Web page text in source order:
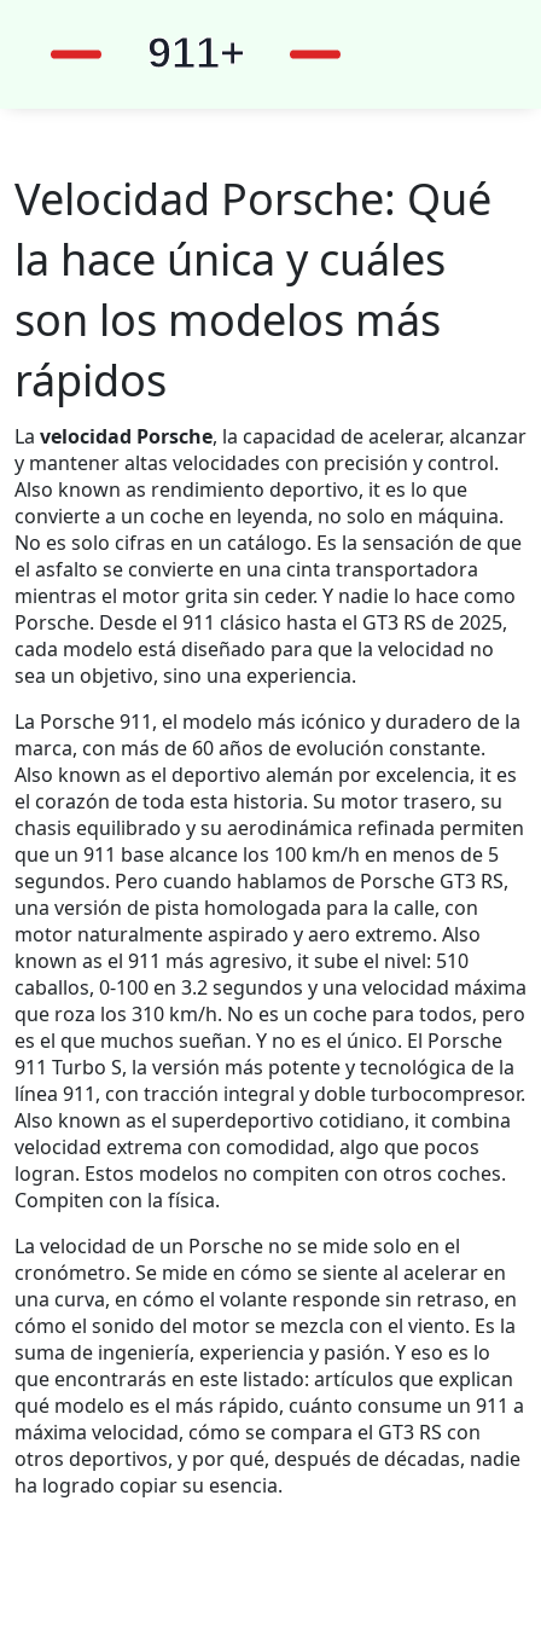
Velocidad Porsche: Qué
la hace única y cuáles
son los modelos más
rápidos
La velocidad Porsche, la capacidad de acelerar, alcanzar
y mantener altas velocidades con precisión y control.
Also known as rendimiento deportivo, it es lo que
convierte a un coche en leyenda, no solo en máquina.
No es solo cifras en un catálogo. Es la sensación de que
el asfalto se convierte en una cinta transportadora
mientras el motor grita sin ceder. Y nadie lo hace como
Porsche. Desde el 911 clásico hasta el GT3 RS de 2025,
cada modelo está diseñado para que la velocidad no
sea un objetivo, sino una experiencia.
La Porsche 911, el modelo más icónico y duradero de la
marca, con más de 60 años de evolución constante.
Also known as el deportivo alemán por excelencia, it es
el corazón de toda esta historia. Su motor trasero, su
chasis equilibrado y su aerodinámica refinada permiten
que un 911 base alcance los 100 km/h en menos de 5
segundos. Pero cuando hablamos de Porsche GT3 RS,
una versión de pista homologada para la calle, con
motor naturalmente aspirado y aero extremo. Also
known as el 911 más agresivo, it sube el nivel: 510
caballos, 0-100 en 3.2 segundos y una velocidad máxima
que roza los 310 km/h. No es un coche para todos, pero
es el que muchos sueñan. Y no es el único. El Porsche
911 Turbo S, la versión más potente y tecnológica de la
línea 911, con tracción integral y doble turbocompresor.
Also known as el superdeportivo cotidiano, it combina
velocidad extrema con comodidad, algo que pocos
logran. Estos modelos no compiten con otros coches.
Compiten con la física.
La velocidad de un Porsche no se mide solo en el
cronómetro. Se mide en cómo se siente al acelerar en
una curva, en cómo el volante responde sin retraso, en
cómo el sonido del motor se mezcla con el viento. Es la
suma de ingeniería, experiencia y pasión. Y eso es lo
que encontrarás en este listado: artículos que explican
qué modelo es el más rápido, cuánto consume un 911 a
máxima velocidad, cómo se compara el GT3 RS con
otros deportivos, y por qué, después de décadas, nadie
ha logrado copiar su esencia.